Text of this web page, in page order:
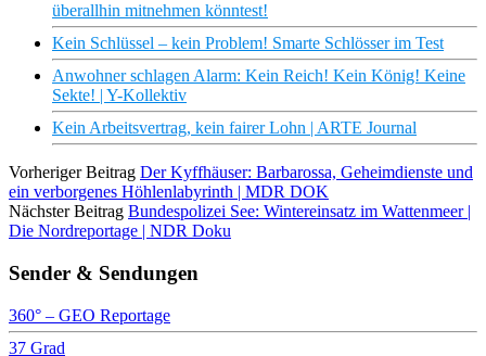
überallhin mitnehmen könntest!
Kein Schlüssel – kein Problem! Smarte Schlösser im Test
Anwohner schlagen Alarm: Kein Reich! Kein König! Keine
Sekte! | Y-Kollektiv
Kein Arbeitsvertrag, kein fairer Lohn | ARTE Journal
Vorheriger Beitrag Der Kyffhäuser: Barbarossa, Geheimdienste und
ein verborgenes Höhlenlabyrinth | MDR DOK
Nächster Beitrag Bundespolizei See: Wintereinsatz im Wattenmeer |
Die Nordreportage | NDR Doku
Sender & Sendungen
360° – GEO Reportage
37 Grad